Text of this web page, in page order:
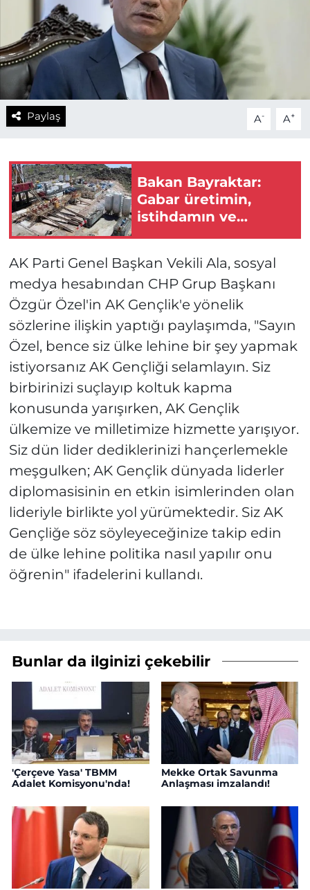
Paylaş A- A+
Bakan Bayraktar:
Gabar üretimin,
istihdamın ve
AK Parti Genel Başkan Vekili Ala, sosyal
medya hesabından CHP Grup Başkanı
Özgür Özel'in AK Gençlik'e yönelik
sözlerine ilişkin yaptığı paylaşımda, "Sayın
Özel, bence siz ülke lehine bir şey yapmak
istiyorsanız AK Gençliği selamlayın. Siz
birbirinizi suçlayıp koltuk kapma
konusunda yarışırken, AK Gençlik
ülkemize ve milletimize hizmette yarışıyor.
Siz dün lider dediklerinizi hançerlemekle
meşgulken; AK Gençlik dünyada liderler
diplomasisinin en etkin isimlerinden olan
lideriyle birlikte yol yürümektedir. Siz AK
Gençliğe söz söyleyeceğinize takip edin
de ülke lehine politika nasıl yapılır onu
öğrenin" ifadelerini kullandı.
Bunlar da ilginizi çekebilir
'Çerçeve Yasa' TBMM
Adalet Komisyonu'nda!
Mekke Ortak Savunma
Anlaşması imzalandı!